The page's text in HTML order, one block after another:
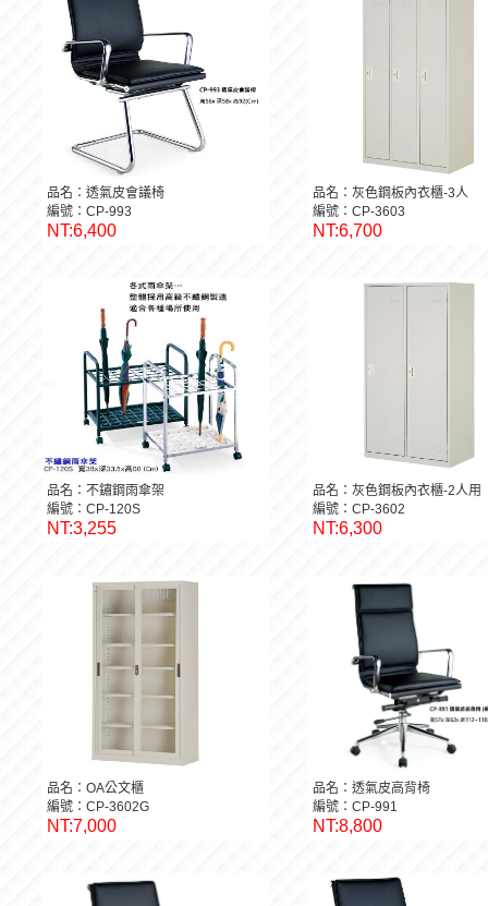
品名：透氣皮會議椅
編號：CP-993
NT:6,400
品名：灰色鋼板內衣櫃-3人
編號：CP-3603
NT:6,700
品名：不鏽鋼雨傘架
編號：CP-120S
NT:3,255
品名：灰色鋼板內衣櫃-2人用
編號：CP-3602
NT:6,300
品名：OA公文櫃
編號：CP-3602G
NT:7,000
品名：透氣皮高背椅
編號：CP-991
NT:8,800